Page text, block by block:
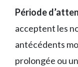
Période
acceptent les
antécédents
prolongée ou